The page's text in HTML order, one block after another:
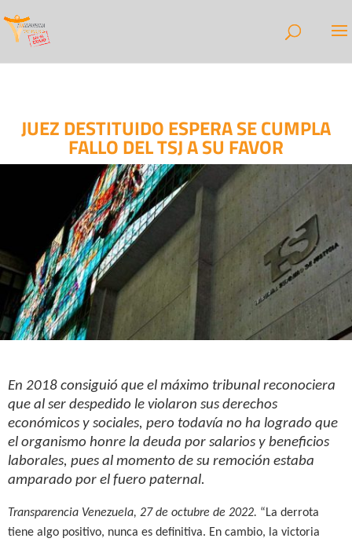
JUEZ DESTITUIDO ESPERA SE CUMPLA
FALLO DEL TSJ A SU FAVOR
En 2018 consiguió que el máximo tribunal reconociera
que al ser despedido le violaron sus derechos
económicos y sociales, pero todavía no ha logrado que
el organismo honre la deuda por salarios y beneficios
laborales, pues al momento de su remoción estaba
amparado por el fuero paternal.
Transparencia Venezuela, 27 de octubre de 2022. “La derrota
tiene algo positivo, nunca es definitiva. En cambio, la victoria